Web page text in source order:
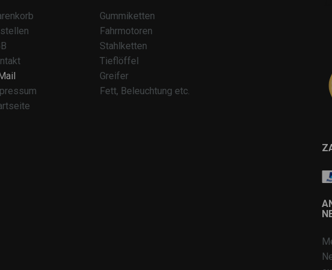
Gummiketten
Fahrmotoren
Stahlketten
Tieflöffel
Greifer
Fett, Beleuchtung etc.